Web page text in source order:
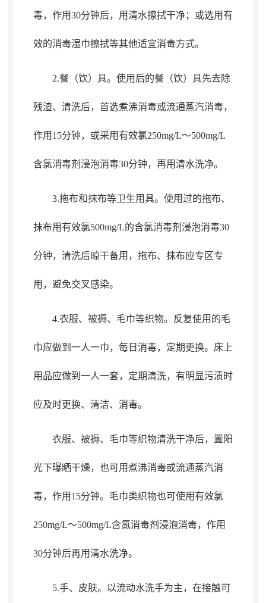
毒，作用30分钟后， 用清水擦拭干净；或选用有
效的消毒湿巾擦拭等其他适宜消毒方式。
2.餐（饮）具。 使用后的餐（饮）具先去除
残渣、清洗后，首选煮沸消毒或流通蒸汽消毒，
作用15分钟，或采用有效氯250mg/L～500mg/L
含氯消毒剂浸泡消毒30分钟， 再用清水洗净。
3.拖布和抹布等卫生用具。 使用过的拖布、
抹布用有效氯500mg/L的含氯消毒剂浸泡消毒30
分钟，清洗后晾干备用 ， 拖布、抹布应专区专
用，避免交叉感染。
4.衣服、被褥、毛巾等织物。 反复使用的毛
巾应做到一人一巾，每日消毒， 定期更换。床上
用品应做到一人一套， 定期清洗，有明显污渍时
应及时更换、清洁、消毒。
衣服、被褥、毛巾等织物清洗干净后， 置阳
光下曝晒干燥，也可用煮沸消毒或流通蒸汽消
毒， 作用15分钟。毛巾类织物也可使用有效氯
250mg/L～500mg/L含氯消毒剂浸泡消毒， 作用
30分钟后再用清水洗净。
5.手、皮肤。 以流动水洗手为主，在接触可